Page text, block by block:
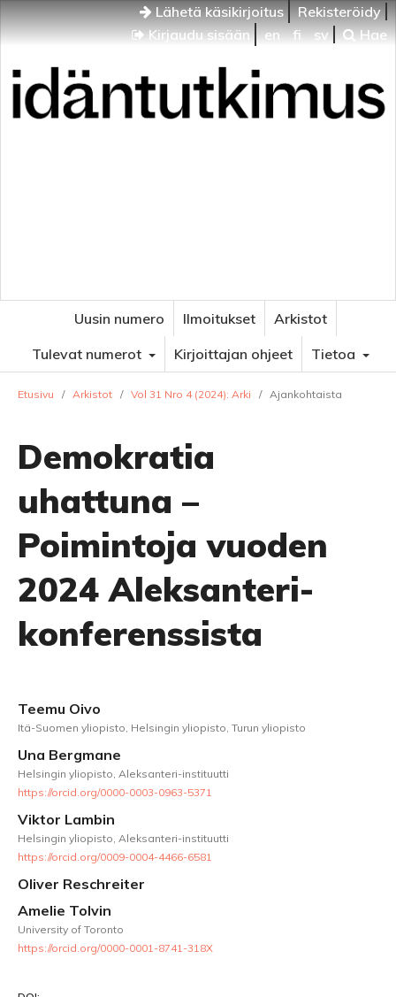
Lähetä käsikirjoitus
Rekisteröidy
Kirjaudu sisään
en fi sv Hae
Uusin numero Ilmoitukset
Arkistot
Tulevat numerot
Kirjoittajan ohjeet Tietoa
Etusivu / Arkistot / Vol 31 Nro 4 (2024): Arki / Ajankohtaista
Demokratia
uhattuna –
Poimintoja vuoden
2024 Aleksanteri-
konferenssista
Teemu Oivo
Itä-Suomen yliopisto, Helsingin yliopisto, Turun yliopisto
Una Bergmane
Helsingin yliopisto, Aleksanteri-instituutti
https://orcid.org/0000-0003-0963-5371
Viktor Lambin
Helsingin yliopisto, Aleksanteri-instituutti
https://orcid.org/0009-0004-4466-6581
Oliver Reschreiter
Amelie Tolvin
University of Toronto
https://orcid.org/0000-0001-8741-318X